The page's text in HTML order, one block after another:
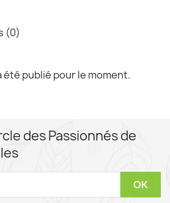
(0)
été publié pour le moment.
des Passionnés de